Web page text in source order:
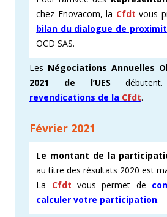
chez Enovacom, la Cfdtvous
bilan du dialogue de
OCD SAS.
Les Négociations Annuelles
2021 de l’UES
revendications de la Cfdt.
Février 2021
Le montant de la
au titre des résultats 2020 est
La Cfdt vous permet de
calculer votre participation.